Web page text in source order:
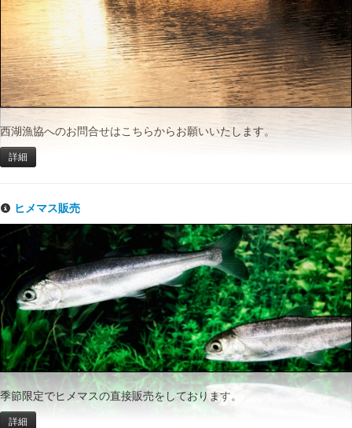
西湖漁協へのお問合せはこちらからお願いいたします。
詳細
ヒメマス販売
季節限定でヒメマスの直接販売をしております。
詳細